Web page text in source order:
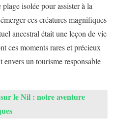
isolée pour assister à la
ces créatures magnifiques
ancestral était une leçon de vie
ces moments rares et précieux
un tourisme responsable
le Nil : notre aventure